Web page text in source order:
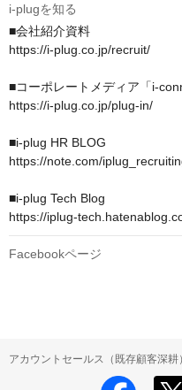
i-plugを知る
■会社紹介資料
https://i-plug.co.jp/recruit/
■コーポレートメディア「i-
https://i-plug.co.jp/plug-in/
■i-plug HR BLOG
https://note.com/
■i-plug Tech Blog
Facebookページ
アカウントセールス（既存顧客深